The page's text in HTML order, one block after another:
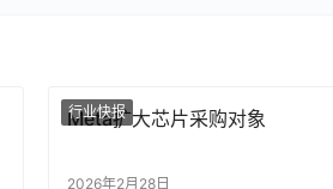
行业快报
Meta扩大芯片采购对象
2026年2月28日